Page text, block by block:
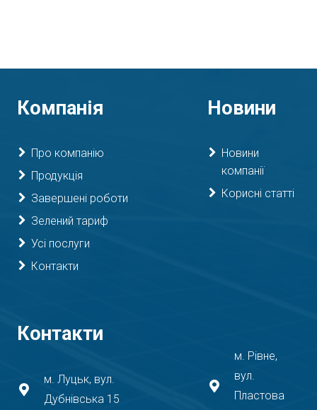
Компанія
Про компанію
Продукція
Завершені роботи
Зелений тариф
Усі послуги
Контакти
Новини
Новини
компанії
Корисні статті
Контакти
м. Луцьк, вул.
Дубнівська 15
м. Рівне,
вул.
Пластова